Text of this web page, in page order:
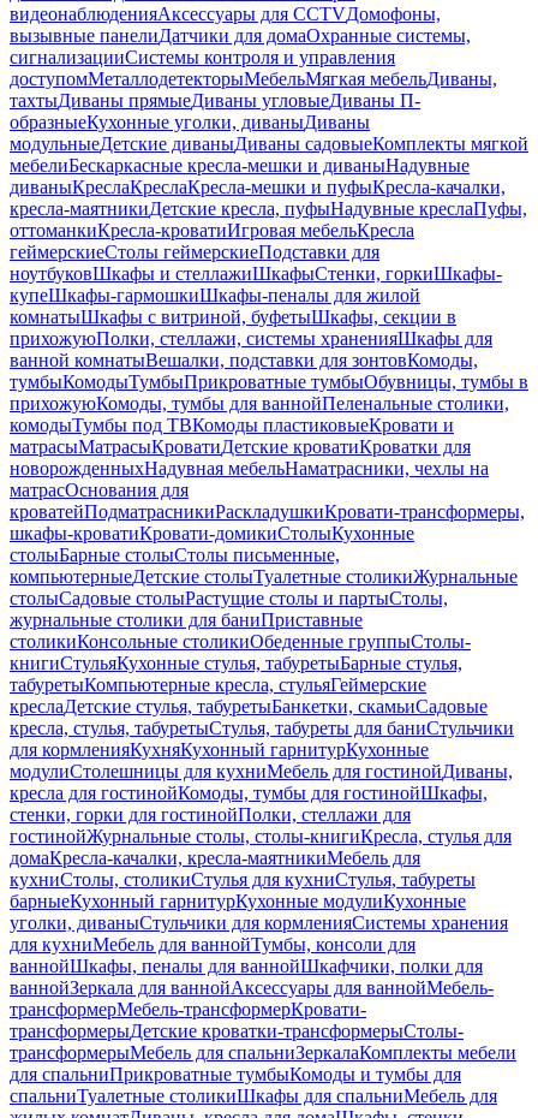
видеонаблюденияАксессуары для CCTVДомофоны,
вызывные панелиДатчики для домаОхранные системы,
сигнализацииСистемы контроля и управления
доступомМеталлодетекторыМебельМягкая мебельДиваны,
тахтыДиваны прямыеДиваны угловыеДиваны П-
образныеКухонные уголки, диваныДиваны
модульныеДетские диваныДиваны садовыеКомплекты мягкой
мебелиБескаркасные кресла-мешки и диваныНадувные
диваныКреслаКреслаКресла-мешки и пуфыКресла-качалки,
кресла-маятникиДетские кресла, пуфыНадувные креслаПуфы,
оттоманкиКресла-кроватиИгровая мебельКресла
геймерскиеСтолы геймерскиеПодставки для
ноутбуковШкафы и стеллажиШкафыСтенки, горкиШкафы-
купеШкафы-гармошкиШкафы-пеналы для жилой
комнатыШкафы с витриной, буфетыШкафы, секции в
прихожуюПолки, стеллажи, системы храненияШкафы для
ванной комнатыВешалки, подставки для зонтовКомоды,
тумбыКомодыТумбыПрикроватные тумбыОбувницы, тумбы в
прихожуюКомоды, тумбы для ваннойПеленальные столики,
комодыТумбы под ТВКомоды пластиковыеКровати и
матрасыМатрасыКроватиДетские кроватиКроватки для
новорожденныхНадувная мебельНаматрасники, чехлы на
матрасОснования для
кроватейПодматрасникиРаскладушкиКровати-трансформеры,
шкафы-кроватиКровати-домикиСтолыКухонные
столыБарные столыСтолы письменные,
компьютерныеДетские столыТуалетные столикиЖурнальные
столыСадовые столыРастущие столы и партыСтолы,
журнальные столики для баниПриставные
столикиКонсольные столикиОбеденные группыСтолы-
книгиСтульяКухонные стулья, табуретыБарные стулья,
табуретыКомпьютерные кресла, стульяГеймерские
креслаДетские стулья, табуретыБанкетки, скамьиСадовые
кресла, стулья, табуретыСтулья, табуреты для баниСтульчики
для кормленияКухняКухонный гарнитурКухонные
модулиСтолешницы для кухниМебель для гостинойДиваны,
кресла для гостинойКомоды, тумбы для гостинойШкафы,
стенки, горки для гостинойПолки, стеллажи для
гостинойЖурнальные столы, столы-книгиКресла, стулья для
домаКресла-качалки, кресла-маятникиМебель для
кухниСтолы, столикиСтулья для кухниСтулья, табуреты
барныеКухонный гарнитурКухонные модулиКухонные
уголки, диваныСтульчики для кормленияСистемы хранения
для кухниМебель для ваннойТумбы, консоли для
ваннойШкафы, пеналы для ваннойШкафчики, полки для
ваннойЗеркала для ваннойАксессуары для ваннойМебель-
трансформерМебель-трансформерКровати-
трансформерыДетские кроватки-трансформерыСтолы-
трансформерыМебель для спальниЗеркалаКомплекты мебели
для спальниПрикроватные тумбыКомоды и тумбы для
спальниТуалетные столикиШкафы для спальниМебель для